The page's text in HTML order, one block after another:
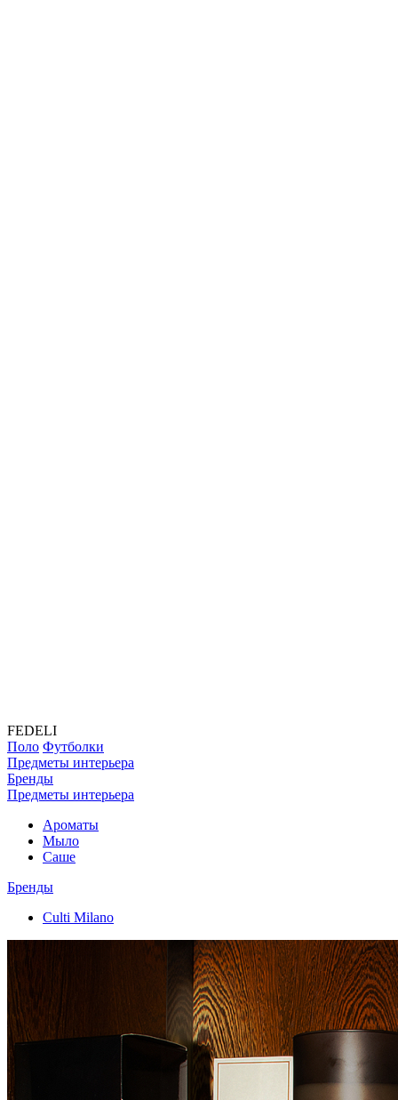
FEDELI
Поло Футболки
Предметы интерьера
Бренды
Предметы интерьера
Ароматы
Мыло
Саше
Бренды
Culti Milano